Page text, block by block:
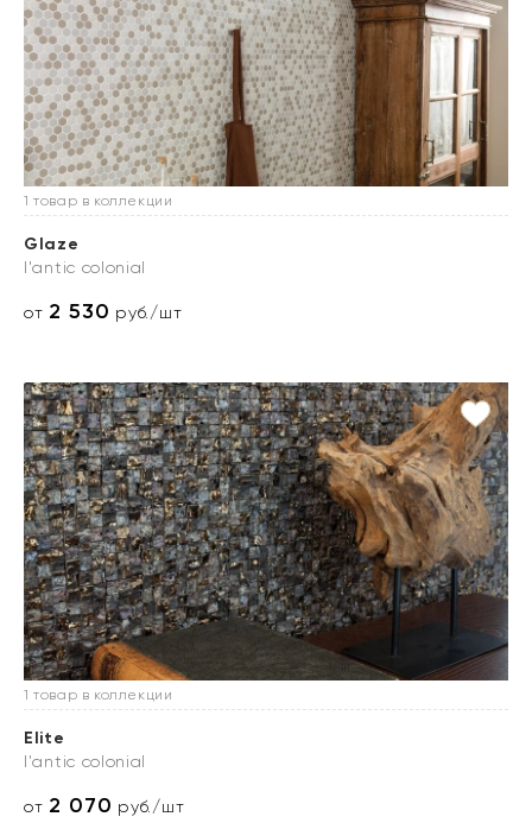
1 товар в коллекции
Glaze
l'antic colonial
от 2 530 руб./шт
1 товар в коллекции
Elite
l'antic colonial
от 2 070 руб./шт